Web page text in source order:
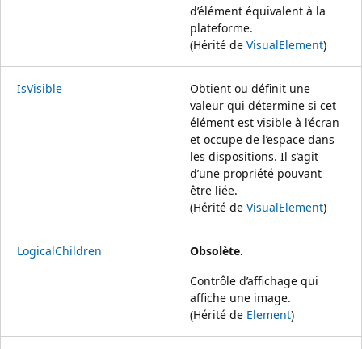
d’élément équivalent à la
plateforme.
(Hérité de VisualElement)
IsVisible
Obtient ou définit une
valeur qui détermine si cet
élément est visible à l’écran
et occupe de l’espace dans
les dispositions. Il s’agit
d’une propriété pouvant
être liée.
(Hérité de VisualElement)
LogicalChildren
Obsolète.
Contrôle d’affichage qui
affiche une image.
(Hérité de Element)